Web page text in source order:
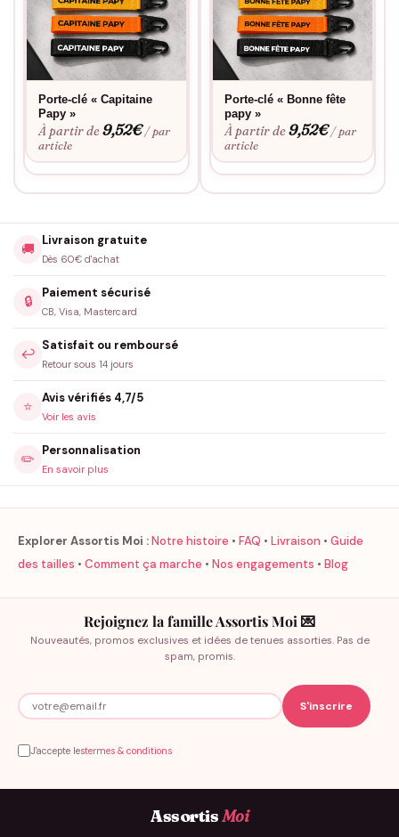
Porte-clé « Capitaine
Papy »
À partir de9,52€ / par
article
Porte-clé « Bonne fête
papy »
À partir de9,52€ / par
article
🚚
Livraison gratuite
Dès 60€ d'achat
🔒
Paiement sécurisé
CB, Visa, Mastercard
↩️
Satisfait ou remboursé
Retour sous 14 jours
⭐
Avis vérifiés 4,7/5
Voir les avis
✏️
Personnalisation
En savoir plus
Explorer Assortis Moi :Notre histoire • FAQ • Livraison • Guide
des tailles • Comment ça marche • Nos engagements • Blog
Rejoignez la famille Assortis Moi 💌
Nouveautés, promos exclusives et idées de tenues assorties. Pas de
spam, promis.
J'accepte lestermes & conditions
AssortisMoi